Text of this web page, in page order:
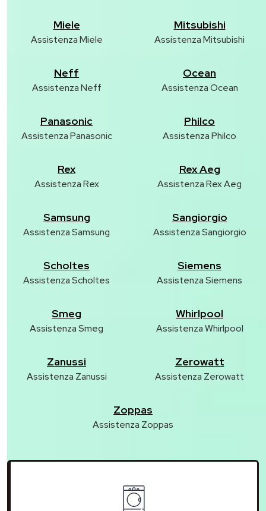
Miele
Assistenza Miele
Mitsubishi
Assistenza Mitsubishi
Neff
Assistenza Neff
Ocean
Assistenza Ocean
Panasonic
Assistenza Panasonic
Philco
Assistenza Philco
Rex
Assistenza Rex
Rex Aeg
Assistenza Rex Aeg
Samsung
Assistenza Samsung
Sangiorgio
Assistenza Sangiorgio
Scholtes
Assistenza Scholtes
Siemens
Assistenza Siemens
Smeg
Assistenza Smeg
Whirlpool
Assistenza Whirlpool
Zanussi
Assistenza Zanussi
Zerowatt
Assistenza Zerowatt
Zoppas
Assistenza Zoppas